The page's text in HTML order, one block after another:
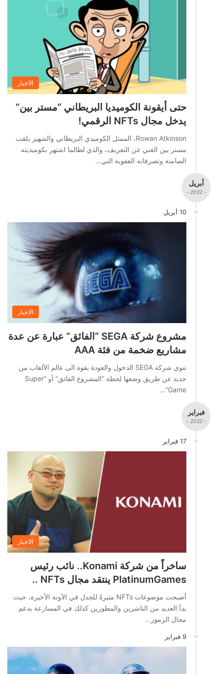
الاخبار
حتى أيقونة الكوميديا البريطاني “مستر بين”
يدخل مجال NFTs الرقمي!
Rowan Atkinson، الممثل الكوميدي البريطاني والشهير بلقب
مستر بين الغني عن التعريف، والذي لطالما اشتهر بكوميديته
الصامتة وتصرفاته العفوية التي…
أبريل
- 2022 -
10 أبريل
الاخبار
مشروع شركة SEGA “الفائق” عبارة عن عدة
مشاريع ضخمة من فئة AAA
تنوي شركة SEGA الدخول والعودة بقوة الى عالم الألعاب من
جديد عن طريق وضعها لخطة “المشروع الفائق” أو “Super
Game”…
فبراير
- 2022 -
17 فبراير
الاخبار
ساخراً من شركة Konami.. نائب رئيس
PlatinumGames ينتقد مجال NFTs ..
أصبحت موضوعات NFTs مثيرةً للجدل في الآونة الأخيرة، حيث
بدأ العديد من الناشرين والمطورين كذلك في المسارعة بدعم
مجال الرموز…
9 فبراير